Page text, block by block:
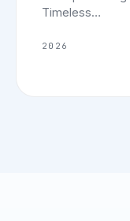
Timeless…
2026